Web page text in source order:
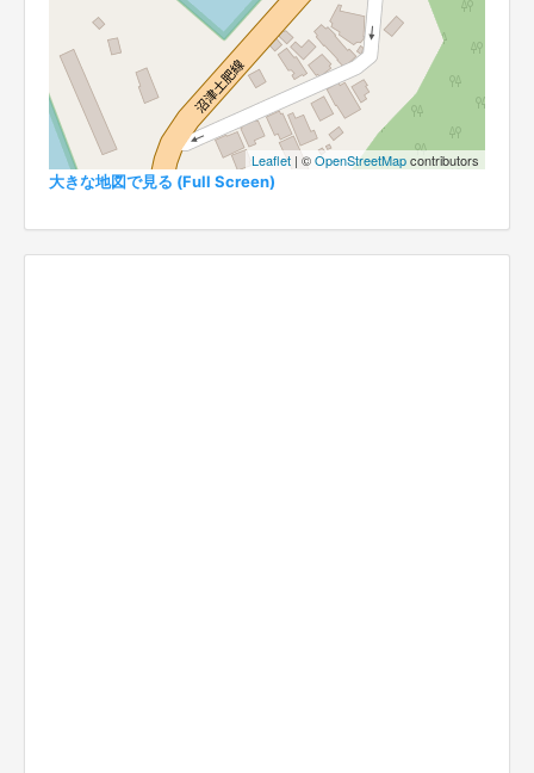
Leaflet | ©OpenStreetMapcontributors
大きな地図で見る (Full Screen)